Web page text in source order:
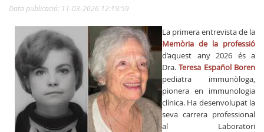
Data publicació: 11-03-2026 12:19:59
La primera entrevista de la
Memòria de la professió
d’aquest any 2026 és a
Dra.Teresa Español Boren
pediatra immunòloga,
pionera en immunologia
clínica. Ha desenvolupat la
seva carrera professional
al Laboratori